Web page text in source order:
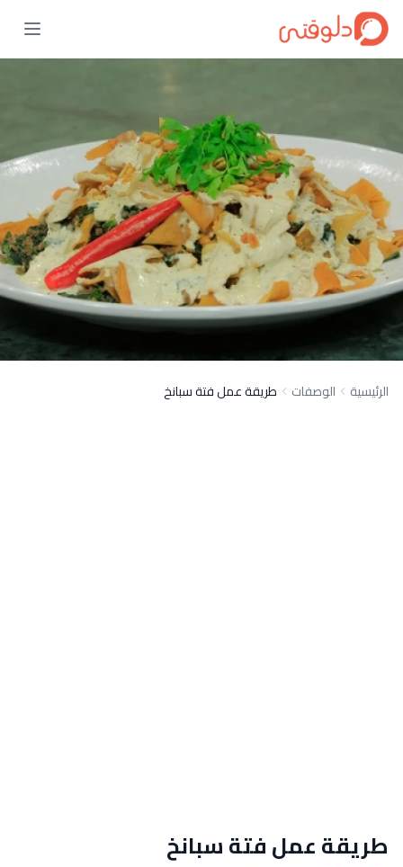
الرئيسية الوصفات طريقة عمل فتة سبانخ
طريقة عمل فتة سبانخ